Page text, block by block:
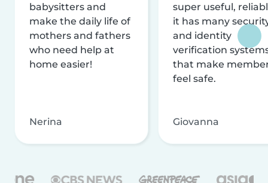
babysitters and
make the daily life of
mothers and fathers
who need help at
home easier!
Nerina
super useful,
it has many
and identity
verification
that make
feel safe.
Giovanna